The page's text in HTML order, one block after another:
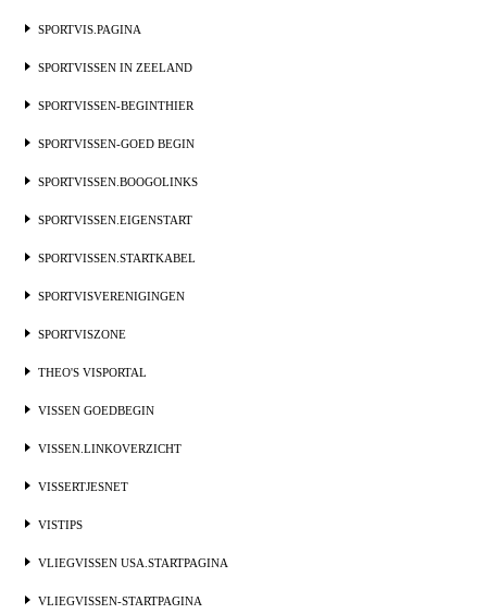
SPORTVIS.PAGINA
SPORTVISSEN IN ZEELAND
SPORTVISSEN-BEGINTHIER
SPORTVISSEN-GOED BEGIN
SPORTVISSEN.BOOGOLINKS
SPORTVISSEN.EIGENSTART
SPORTVISSEN.STARTKABEL
SPORTVISVERENIGINGEN
SPORTVISZONE
THEO'S VISPORTAL
VISSEN GOEDBEGIN
VISSEN.LINKOVERZICHT
VISSERTJESNET
VISTIPS
VLIEGVISSEN USA.STARTPAGINA
VLIEGVISSEN-STARTPAGINA